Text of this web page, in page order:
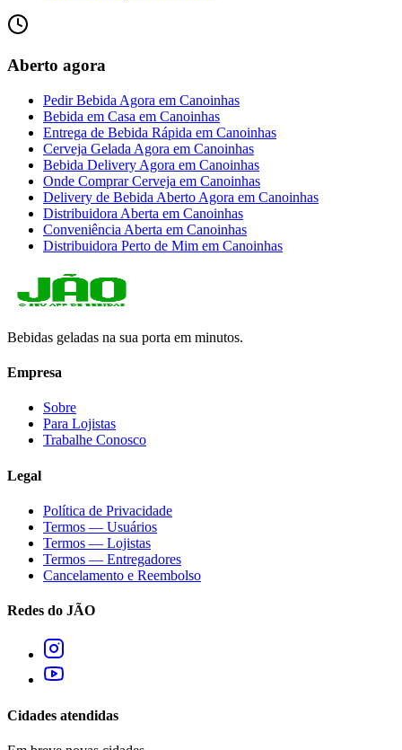
Aberto agora
Pedir Bebida Agora em Canoinhas
Bebida em Casa em Canoinhas
Entrega de Bebida Rápida em Canoinhas
Cerveja Gelada Agora em Canoinhas
Bebida Delivery Agora em Canoinhas
Onde Comprar Cerveja em Canoinhas
Delivery de Bebida Aberto Agora em Canoinhas
Distribuidora Aberta em Canoinhas
Conveniência Aberta em Canoinhas
Distribuidora Perto de Mim em Canoinhas
Bebidas geladas na sua porta em minutos.
Empresa
Sobre
Para Lojistas
Trabalhe Conosco
Legal
Política de Privacidade
Termos — Usuários
Termos — Lojistas
Termos — Entregadores
Cancelamento e Reembolso
Redes do JÃO
Cidades atendidas